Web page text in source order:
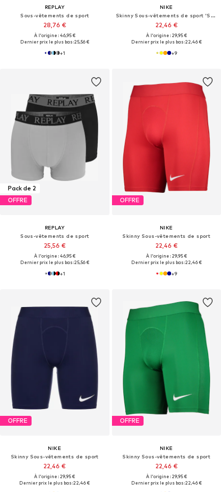
REPLAY
Sous-vêtements de sport
28,76 €
À l'origine : 46,95 €
Dernier prix le plus bas :25,56 €
+1
NIKE
Skinny Sous-vêtements de sport 'Strike'
22,46 €
À l'origine : 29,95 €
Dernier prix le plus bas :22,46 €
+9
Pack de 2
OFFRE
REPLAY
Sous-vêtements de sport
25,56 €
À l'origine : 46,95 €
Dernier prix le plus bas :25,56 €
+1
OFFRE
NIKE
Skinny Sous-vêtements de sport
22,46 €
À l'origine : 29,95 €
Dernier prix le plus bas :22,46 €
+9
OFFRE
NIKE
Skinny Sous-vêtements de sport
22,46 €
À l'origine : 29,95 €
Dernier prix le plus bas :22,46 €
OFFRE
NIKE
Skinny Sous-vêtements de sport
22,46 €
À l'origine : 29,95 €
Dernier prix le plus bas :22,46 €